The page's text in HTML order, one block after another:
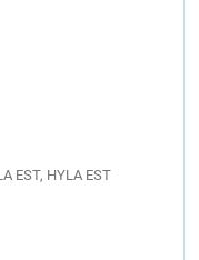
EST, HYLA EST